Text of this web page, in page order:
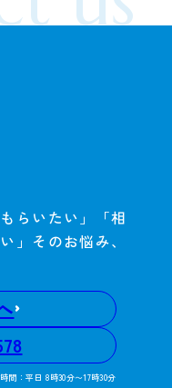
らいたい」「相
」そのお悩み、
間：平日 8時30分〜17時30分